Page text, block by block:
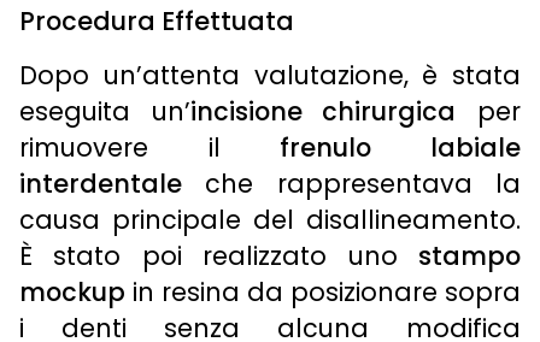
Procedura Effettuata
Dopo un’attenta valutazione, è stata
eseguita un’incisione chirurgica per
rimuovere il frenulo labiale
interdentale che rappresentava la
causa principale del disallineamento.
È stato poi realizzato uno stampo
mockup in resina da posizionare sopra
i denti senza alcuna modifica